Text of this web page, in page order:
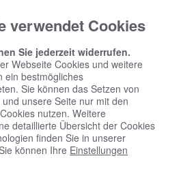
verwendet Cookies
Sie jederzeit widerrufen.
Webseite Cookies und weitere
ein bestmögliches
Sie können das Setzen von
unsere Seite nur mit den
nutzen. Weitere
detaillierte Übersicht der Cookies
finden Sie in unserer
können Ihre Einstellungen